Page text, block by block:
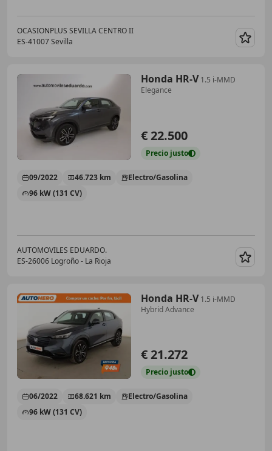
OCASIONPLUS SEVILLA CENTRO II
ES-41007 Sevilla
Honda HR-V 1.5 i-MMD
Elegance
€ 22.500
Precio justo
09/2022 46.723 km
Electro/Gasolina
96 kW (131 CV)
AUTOMOVILES EDUARDO.
ES-26006 Logroño - La Rioja
Honda HR-V 1.5 i-MMD
Hybrid Advance
€ 21.272
Precio justo
06/2022 68.621 km
Electro/Gasolina
96 kW (131 CV)